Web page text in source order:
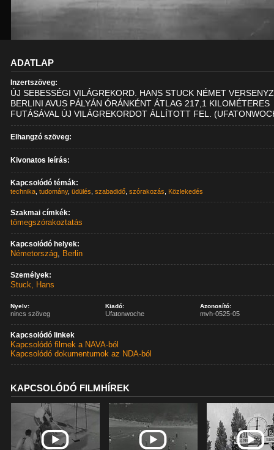
ADATLAP
Inzertszöveg:
ÚJ SEBESSÉGI VILÁGREKORD. HANS STUCK NÉMET
BERLINI AVUS PÁLYÁN ÓRÁNKÉNT ÁTLAG 217,1 KILOMÉTERES
FUTÁSÁVAL ÚJ VILÁGREKORDOT ÁLLÍTOTT FEL.
Elhangzó szöveg:
Kivonatos leírás:
Kapcsolódó témák:
technika ,tudomány,üdülés ,szabadidő ,szórakozás Közlekedés
Szakmai címkék:
tömegszórakoztatás
Kapcsolódó helyek:
Németország, Berlin
Személyek:
Stuck, Hans
Nyelv:
nincs szöveg
Kiadó:
Ufatonwoche
Azonosító:
mvh-0525-05
Kapcsolódó linkek
Kapcsolódó filmek a NAVA-ból
Kapcsolódó dokumentumok az NDA-ból
KAPCSOLÓDÓ FILMHÍREK